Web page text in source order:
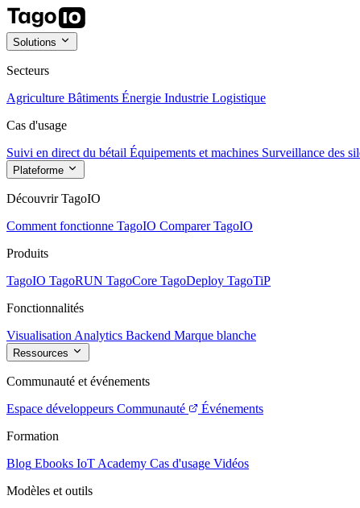
Solutions
Secteurs
Agriculture Bâtiments Énergie Industrie Logistique
Cas d'usage
Suivi en direct du bétail Équipements et machines Surveillance des
Plateforme
Découvrir TagoIO
Comment fonctionne TagoIO Comparer TagoIO
Produits
TagoIO TagoRUN TagoCore TagoDeploy TagoTiP
Fonctionnalités
Visualisation Analytics Backend Marque blanche
Ressources
Communauté et événements
Espace développeurs Communauté
Événements
Formation
Blog Ebooks IoT Academy Cas d'usage Vidéos
Modèles et outils